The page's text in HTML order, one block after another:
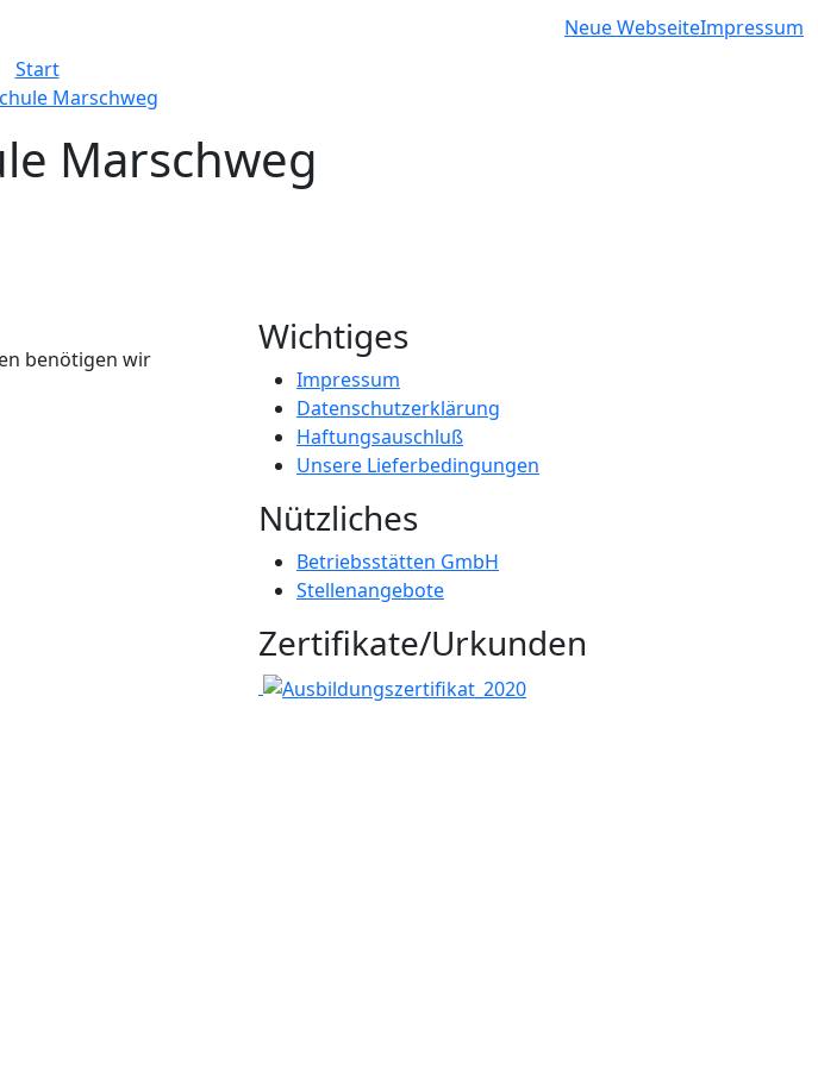
Neue WebseiteImpressum
Start
Marschweg
Marschweg
benötigen wir
Wichtiges
Impressum
Datenschutzerklärung
Haftungsauschluß
Unsere Lieferbedingungen
Nützliches
Betriebsstätten GmbH
Stellenangebote
Zertifikate/Urkunden